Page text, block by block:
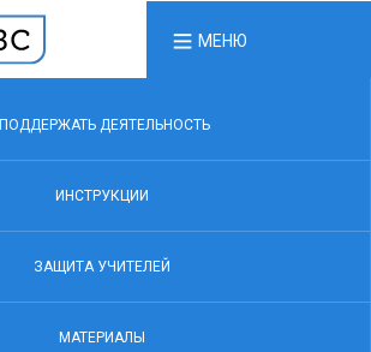
МЕНЮ
ПОДДЕРЖАТЬ ДЕЯТЕЛЬНОСТЬ
ИНСТРУКЦИИ
ЗАЩИТА УЧИТЕЛЕЙ
МАТЕРИАЛЫ